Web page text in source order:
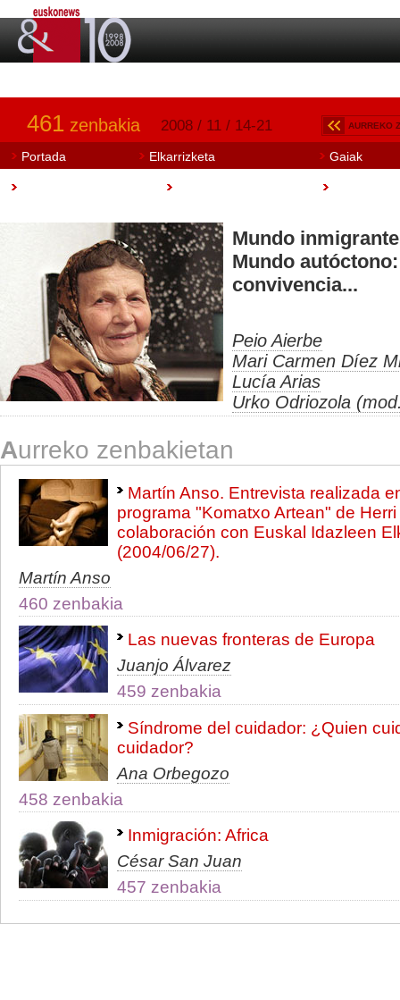
461 zenbakia 2008 / 11 / 14-21 AURREKO
Portada Elkarrizketa Gaiak
Mundo
Mundo
convivencia...
Peio Aierbe
Mari Carmen Díez
Lucía Arias
Urko Odriozola
Aurreko zenbakietan
Martín Anso. Entrevista realizada
programa "Komatxo Artean" de
colaboración con Euskal Idazleen
(2004/06/27).
Martín Anso
460 zenbakia
Las nuevas fronteras de Europa
Juanjo Álvarez
459 zenbakia
Síndrome del cuidador: ¿Quien
cuidador?
Ana Orbegozo
458 zenbakia
Inmigración: Africa
César San Juan
457 zenbakia